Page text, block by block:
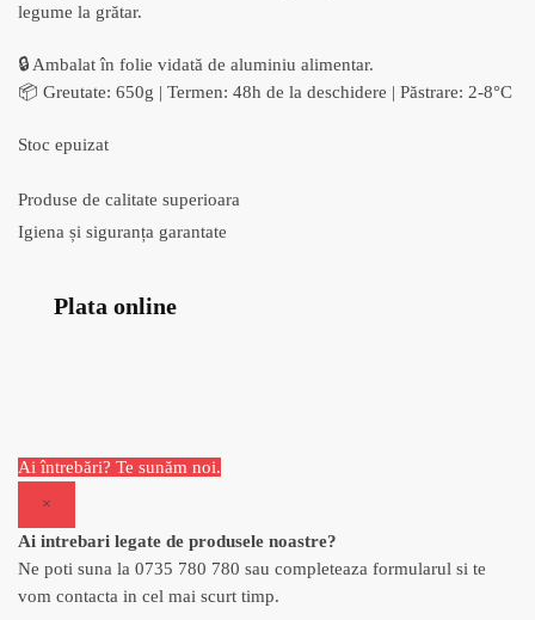
legume la grătar.
🔒 Ambalat în folie vidată de aluminiu alimentar.
📦 Greutate: 650g | Termen: 48h de la deschidere | Păstrare: 2-8°C
Stoc epuizat
Produse de calitate superioara
Igiena și siguranța garantate
Plata online
Ai întrebări? Te sunăm noi.
×
Ai intrebari legate de produsele noastre?
Ne poti suna la 0735 780 780 sau completeaza formularul si te
vom contacta in cel mai scurt timp.